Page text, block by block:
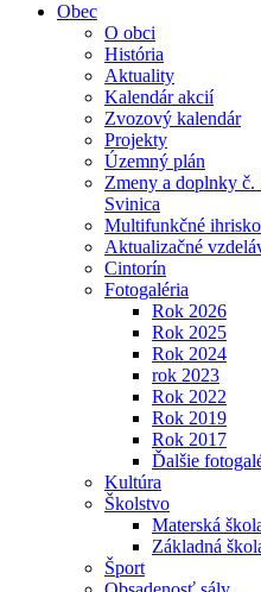
Obec
O obci
História
Aktuality
Kalendár akcií
Zvozový kalendár
Projekty
Územný plán
Zmeny a doplnky
Svinica
Multifunkčné ihrisko
Aktualizačné
Cintorín
Fotogaléria
Rok 2026
Rok 2025
Rok 2024
rok 2023
Rok 2022
Rok 2019
Rok 2017
Ďalšie
Kultúra
Školstvo
Materská
Základná
Šport